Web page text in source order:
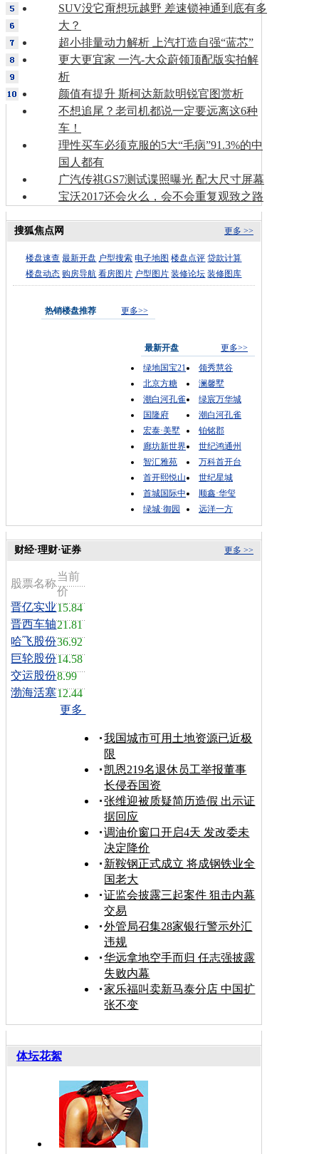
SUV没它甭想玩越野 差速锁神通到底有多
大？
超小排量动力解析 上汽打造自强“蓝芯”
更大更宜家 一汽-大众蔚领顶配版实拍解
析
颜值有提升 斯柯达新款明锐官图赏析
不想追尾？老司机都说一定要远离这6种
车！
理性买车必须克服的5大“毛病”91.3%的中
国人都有
广汽传祺GS7测试谍照曝光 配大尺寸屏幕
宝沃2017还会火么，会不会重复观致之路
更多 >>
搜狐焦点网
楼盘速查 最新开盘 户型搜索 电子地图 楼盘点评 贷款计算
楼盘动态 购房导航 看房图片 户型图片 装修论坛 装修图库
热销楼盘推荐 更多>>
最新开盘
更多>>
绿地国宝21
领秀慧谷
北京方糖
澜馨墅
潮白河孔雀
绿宸万华城
国隆府
潮白河孔雀
宏泰·美墅
铂铭郡
廊坊新世界
世纪鸿通州
智汇雅苑
万科首开台
首开熙悦山
世纪星城
首城国际中
顺鑫·华玺
绿城·御园
远洋一方
更多 >>
财经·理财·证券
股票名称
当前
价
晋亿实业15.84
晋西车轴21.81
哈飞股份36.92
巨轮股份14.58
交运股份8.99
渤海活塞12.44
更多
我国城市可用土地资源已近极
限
凯恩219名退休员工举报董事
长侵吞国资
张维迎被质疑简历造假 出示证
据回应
调油价窗口开启4天 发改委未
决定降价
新鞍钢正式成立 将成钢铁业全
国老大
证监会披露三起案件 狙击内幕
交易
外管局召集28家银行警示外汇
违规
华远拿地空手而归 任志强披露
失败内幕
家乐福叫卖新马泰分店 中国扩
张不变
体坛花絮